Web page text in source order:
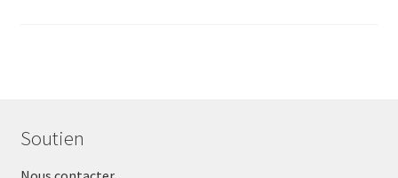
Soutien